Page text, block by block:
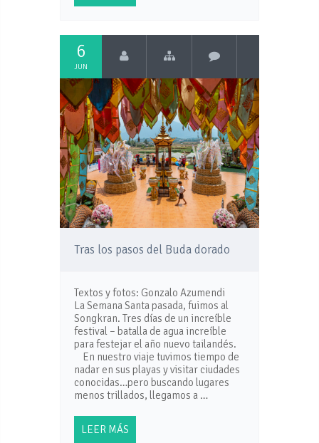
6
JUN
Tras los pasos del Buda dorado
Textos y fotos: Gonzalo Azumendi
La Semana Santa pasada, fuimos al
Songkran. Tres días de un increíble
festival – batalla de agua increíble
para festejar el año nuevo tailandés.
En nuestro viaje tuvimos tiempo de
nadar en sus playas y visitar ciudades
conocidas…pero buscando lugares
menos trillados, llegamos a …
LEER MÁS